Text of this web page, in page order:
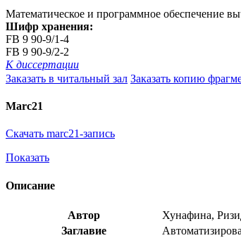
Математическое и программное обеспечение
Шифр хранения:
FB 9 90-9/1-4
FB 9 90-9/2-2
К диссертации
Заказать в читальный зал Заказать копию
Marc21
Скачать marc21-запись
Показать
Описание
Автор
Хунафина,
Заглавие